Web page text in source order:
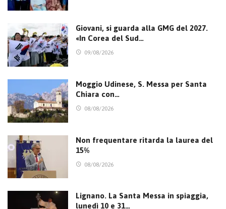
Giovani, si guarda alla GMG del 2027.
«In Corea del Sud…
09/08/2026
Moggio Udinese, S. Messa per Santa
Chiara con…
08/08/2026
Non frequentare ritarda la laurea del
15%
08/08/2026
Lignano. La Santa Messa in spiaggia,
lunedì 10 e 31…